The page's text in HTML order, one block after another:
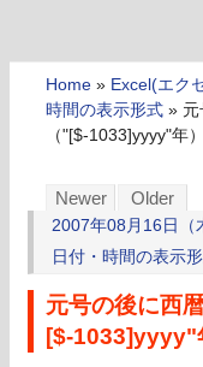
Home » Excel(エク
時間の表示形式 »
（"[$-1033]yyyy"年
Newer Older
2007年08月16日（
日付・時間の表示
元号の後に西
[$-1033]yyyy"